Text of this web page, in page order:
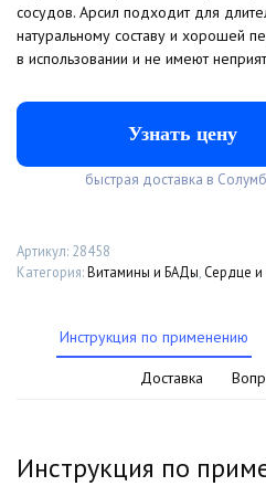
сосудов. Арсил подходит для
натуральному составу и хорошей
в использовании и не имеют
Узнать цену
быстрая доставка в
Артикул: 28458
Категория:Витамины и БАДы Сердце и
Инструкция по применению
Доставка
Инструкция по